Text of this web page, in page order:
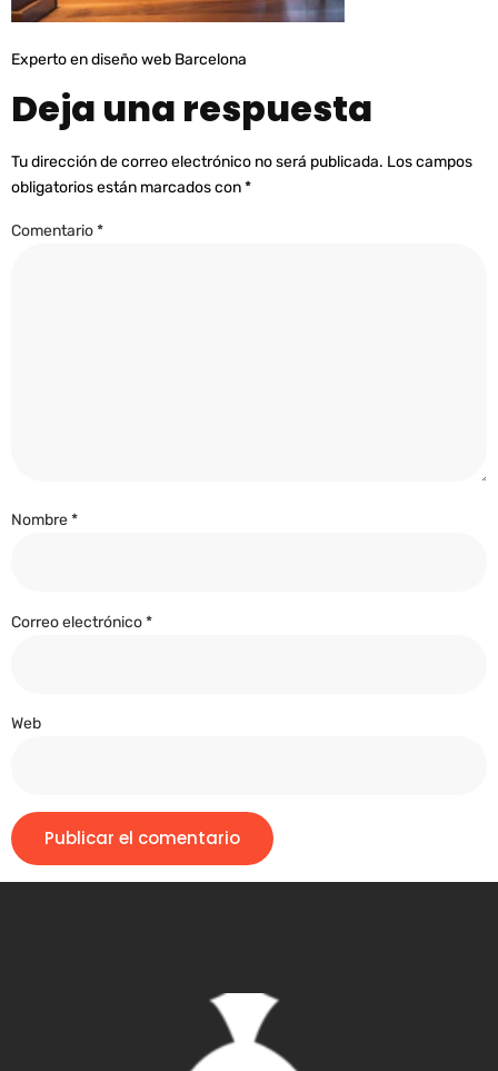
Experto en diseño web Barcelona
Deja una respuesta
Tu dirección de correo electrónico no será publicada. Los campos
obligatorios están marcados con*
Comentario*
Nombre*
Correo electrónico*
Web